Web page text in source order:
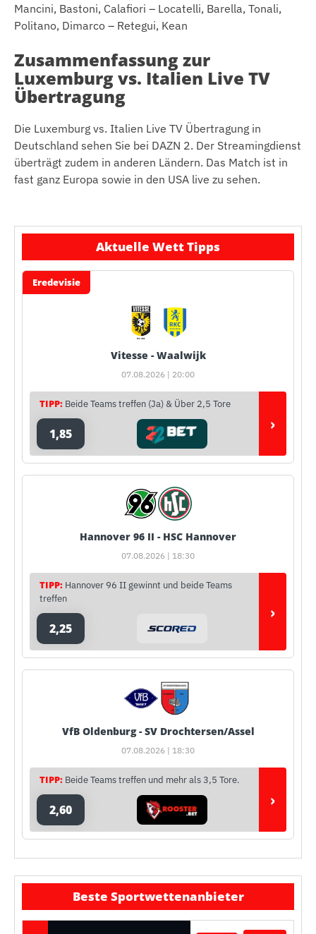
Mancini, Bastoni, Calafiori – Locatelli, Barella, Tonali,
Politano, Dimarco – Retegui, Kean
Zusammenfassung zur
Luxemburg vs. Italien Live TV
Übertragung
Die Luxemburg vs. Italien Live TV Übertragung in
Deutschland sehen Sie bei DAZN 2. Der Streamingdienst
überträgt zudem in anderen Ländern. Das Match ist in
fast ganz Europa sowie in den USA live zu sehen.
Aktuelle Wett Tipps
Eredevisie
Vitesse - Waalwijk
07.08.2026 | 20:00
TIPP: Beide Teams treffen (Ja) & Über 2,5 Tore
1,85 ›
Hannover 96 II - HSC Hannover
07.08.2026 | 18:30
TIPP: Hannover 96 II gewinnt und beide Teams
treffen
2,25
›
VfB Oldenburg - SV Drochtersen/Assel
07.08.2026 | 18:30
TIPP: Beide Teams treffen und mehr als 3,5 Tore.
2,60 ›
Beste Sportwettenanbieter